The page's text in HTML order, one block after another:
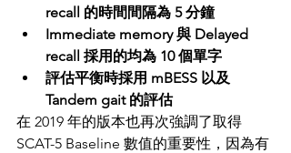
recall 的時間間隔為 5 分鐘
Immediate memory 與 Delayed
recall 採用的均為 10 個單字
評估平衡時採用 mBESS 以及
Tandem gait 的評估
在 2019 年的版本也再次強調了取得
SCAT-5 Baseline 數值的重要性，因為有